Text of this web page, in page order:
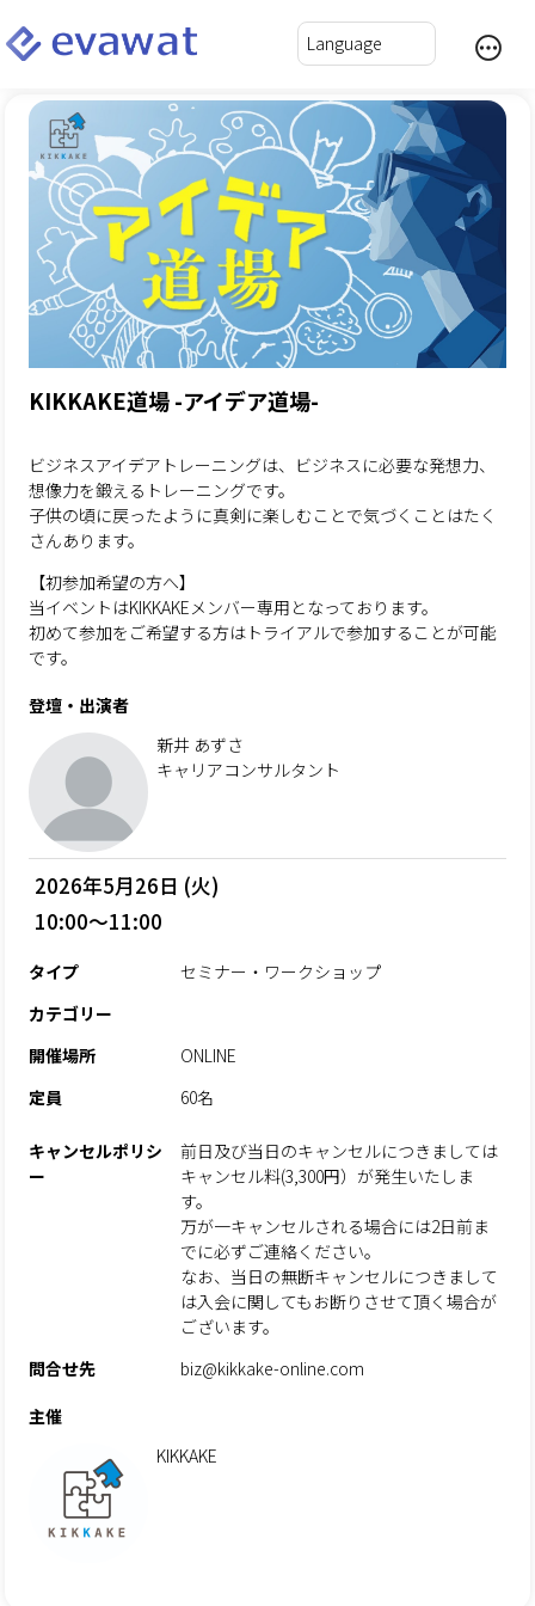
KIKKAKE道場 -アイデア道場-
ビジネスアイデアトレーニングは、ビジネスに必要な発想力、
想像力を鍛えるトレーニングです。
子供の頃に戻ったように真剣に楽しむことで気づくことはたく
さんあります。
【初参加希望の方へ】
当イベントはKIKKAKEメンバー専用となっております。
初めて参加をご希望する方はトライアルで参加することが可能
です。
登壇・出演者
新井 あずさ
キャリアコンサルタント
2026年5月26日 (火)
10:00～11:00
タイプ
セミナー・ワークショップ
カテゴリー
開催場所
ONLINE
定員
60名
キャンセルポリシ
ー
前日及び当日のキャンセルにつきましては
キャンセル料(3,300円）が発生いたしま
す。
万が一キャンセルされる場合には2日前ま
でに必ずご連絡ください。
なお、当日の無断キャンセルにつきまして
は入会に関してもお断りさせて頂く場合が
ございます。
問合せ先
biz@kikkake-online.com
主催
KIKKAKE